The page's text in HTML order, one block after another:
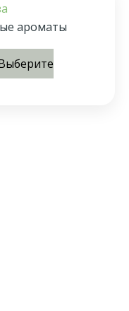
ароматы